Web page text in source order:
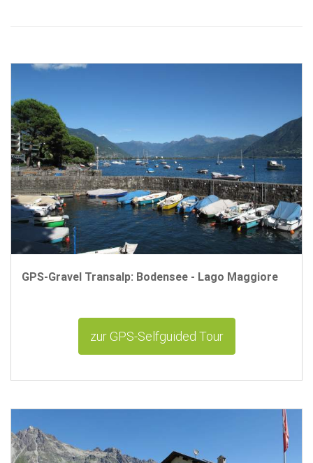
GPS-Gravel Transalp: Bodensee - Lago Maggiore
zur GPS-Selfguided Tour